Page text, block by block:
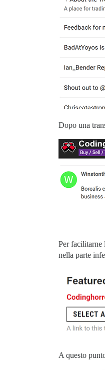
Dopo una
Per facilitarne
nella parte
A questo